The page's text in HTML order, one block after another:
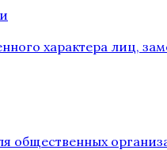
характера лиц,
общественных